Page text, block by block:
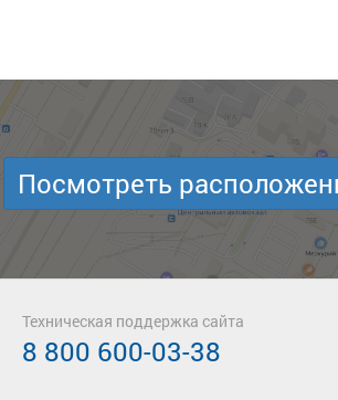
Посмотреть
Техническая поддержка сайта
8 800 600-03-38